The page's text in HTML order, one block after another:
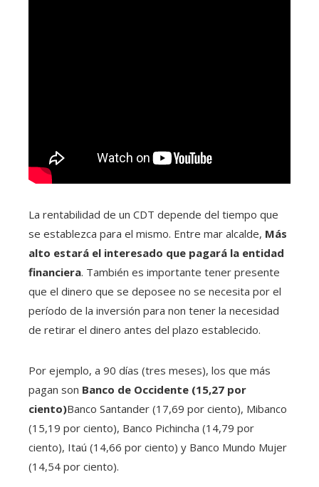
La rentabilidad de un CDT depende del tiempo que
se establezca para el mismo. Entre mar alcalde, Más
alto estará el interesado que pagará la entidad
financiera. También es importante tener presente
que el dinero que se deposee no se necesita por el
período de la inversión para non tener la necesidad
de retirar el dinero antes del plazo establecido.
Por ejemplo, a 90 días (tres meses), los que más
pagan son Banco de Occidente (15,27 por
ciento)Banco Santander (17,69 por ciento), Mibanco
(15,19 por ciento), Banco Pichincha (14,79 por
ciento), Itaú (14,66 por ciento) y Banco Mundo Mujer
(14,54 por ciento).